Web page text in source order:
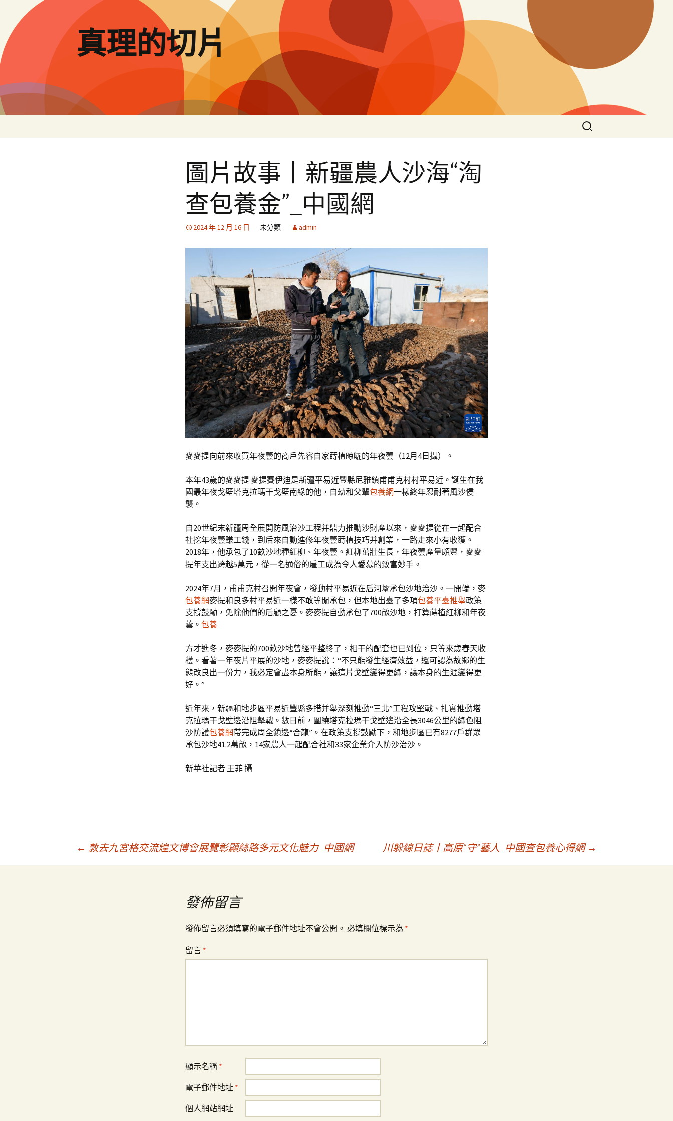
要
內
容
真理的切片
搜
尋
圖片故事丨新疆農人沙海“淘
查包養金”_中國網
2024 年 12 月 16 日 未分類 admin
麥麥提向前來收買年夜蕓的商戶先容自家蒔植晾曬的年夜蕓（12月4日攝）。
本年43歲的麥麥提·麥提賽伊迪是新疆平易近豐縣尼雅鎮甫甫克村村平易近。誕生在我
國最年夜戈壁塔克拉瑪干戈壁南緣的他，自幼和父輩包養網一樣終年忍耐著風沙侵
襲。
自20世紀末新疆周全展開防風治沙工程并鼎力推動沙財產以來，麥麥提從在一起配合
社挖年夜蕓賺工錢，到后來自動進修年夜蕓蒔植技巧并創業，一路走來小有收獲。
2018年，他承包了10畝沙地種紅柳、年夜蕓。紅柳茁壯生長，年夜蕓產量頗豐，麥麥
提年支出跨越5萬元，從一名通俗的雇工成為令人愛慕的致富妙手。
2024年7月，甫甫克村召開年夜會，發動村平易近在后河壩承包沙地治沙。一開端，麥
包養網麥提和良多村平易近一樣不敢等閒承包，但本地出臺了多項包養平臺推舉政策
支撐鼓勵，免除他們的后顧之憂。麥麥提自動承包了700畝沙地，打算蒔植紅柳和年夜
蕓。 包養
方才進冬，麥麥提的700畝沙地曾經平整終了，相干的配套也已到位，只等來歲春天收
穫。看著一年夜片平展的沙地，麥麥提說：“不只能發生經濟效益，還可認為故鄉的生
態改良出一份力，我必定會盡本身所能，讓這片戈壁變得更綠，讓本身的生涯變得更
好。”
近年來，新疆和地步區平易近豐縣多措并舉深刻推動“三北”工程攻堅戰、扎實推動塔
克拉瑪干戈壁邊沿阻擊戰。數日前，圍繞塔克拉瑪干戈壁邊沿全長3046公里的綠色阻
沙防護包養網帶完成周全鎖邊“合龍”。在政策支撐鼓勵下，和地步區已有8277戶群眾
承包沙地41.2萬畝，14家農人一起配合社和33家企業介入防沙治沙。
新華社記者 王菲 攝
← 敦去九宮格交流煌文博會展覽彰顯絲路多元文化魅力_中國網 川躲線日誌丨高原“守”藝人_中國查包養心得網 →
發佈留言
發佈留言必須填寫的電子郵件地址不會公開。 必填欄位標示為 *
留言 *
顯示名稱 *
電子郵件地址 *
個人網站網址